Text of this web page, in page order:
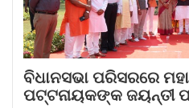
ବିଧାନସଭା ପରିସରରେ
ପଟ୍ଟନାୟକଙ୍କ ଜୟନ୍ତୀ